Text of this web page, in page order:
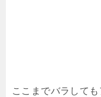
ここまでバラして